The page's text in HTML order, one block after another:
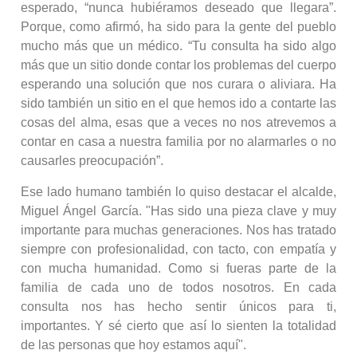
esperado, “nunca hubiéramos deseado que llegara”.
Porque, como afirmó, ha sido para la gente del pueblo
mucho más que un médico. “Tu consulta ha sido algo
más que un sitio donde contar los problemas del cuerpo
esperando una solución que nos curara o aliviara. Ha
sido también un sitio en el que hemos ido a contarte las
cosas del alma, esas que a veces no nos atrevemos a
contar en casa a nuestra familia por no alarmarles o no
causarles preocupación”.
Ese lado humano también lo quiso destacar el alcalde,
Miguel Ángel García. "Has sido una pieza clave y muy
importante para muchas generaciones. Nos has tratado
siempre con profesionalidad, con tacto, con empatía y
con mucha humanidad. Como si fueras parte de la
familia de cada uno de todos nosotros. En cada
consulta nos has hecho sentir únicos para ti,
importantes. Y sé cierto que así lo sienten la totalidad
de las personas que hoy estamos aquí".